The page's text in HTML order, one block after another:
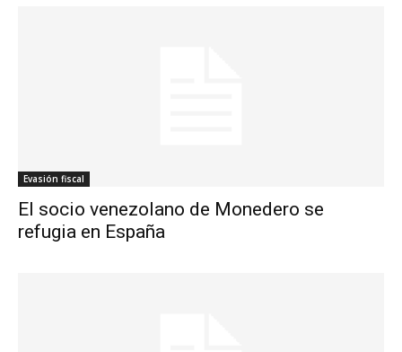
Evasión fiscal
El socio venezolano de Monedero se
refugia en España